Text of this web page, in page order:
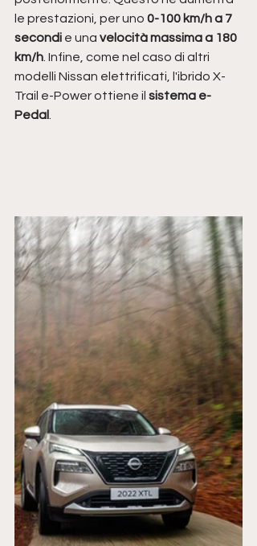
le prestazioni, per uno 0-100 km/h a 7
secondi e una velocità massima a 180
km/h . Infine, come nel caso di altri
modelli Nissan elettrificati, l'ibrido X-
Trail e-Power ottiene il sistema e-
Pedal